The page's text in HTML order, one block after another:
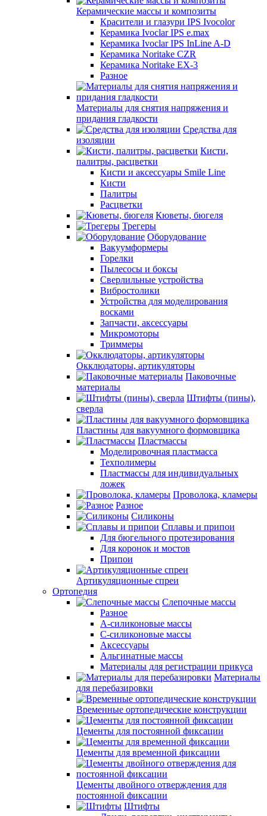
Керамические массы и композиты
Красители и глазури IPS Ivocolor
Керамика Ivoclar IPS e.max
Керамика Ivoclar IPS InLine A-D
Керамика Noritake CZR
Керамика Noritake EX-3
Разное
Материалы для снятия напряжения и
придания гладкости
Средства для
изоляции
Кисти,
палитры, расцветки
Кисти и аксессуары Smile Line
Кисти
Палитры
Расцветки
Кюветы, бюгеля
Трегеры
Оборудование
Вакуумформеры
Горелки
Пылесосы и боксы
Сверлильные устройства
Вибростолики
Устройства для моделирования
восками
Запчасти, аксессуары
Микромоторы
Триммеры
Окклюдаторы, артикуляторы
Паковочные
материалы
Штифты (пины),
сверла
Пластины для вакуумного формовщика
Пластмассы
Моделировочная пластмасса
Техполимеры
Пластмассы для индивидуальных
ложек
Проволока, кламеры
Разное
Силиконы
Сплавы и припои
Для бюгельного протезирования
Для коронок и мостов
Припои
Артикуляционные спреи
Ортопедия
Слепочные массы
Разное
А-силиконовые массы
С-силиконовые массы
Аксессуары
Альгинатные массы
Материалы для регистрации прикуса
Материалы
для перебазировки
Временные ортопедические конструкции
Цементы для постоянной фиксации
Цементы для временной фиксации
Цементы двойного отверждения для
постоянной фиксации
Штифты